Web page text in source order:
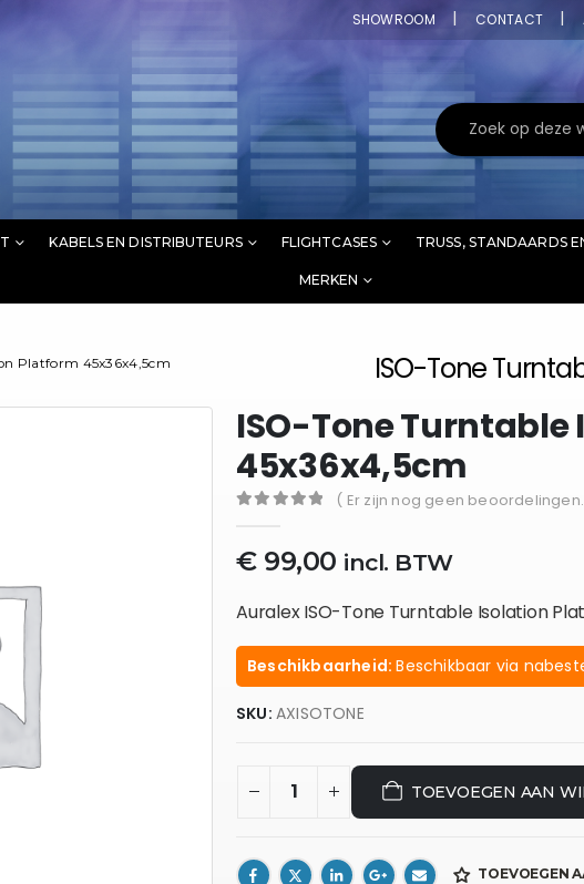
SHOWROOM CONTACT
KABELS EN DISTRIBUTEURS FLIGHTCASES TRUSS, STANDAARDS
MERKEN
ISO-Tone
Platform 45x36x4,5cm
ISO-Tone
45x36x4,5cm
( Er zijn nog geen
€99,00 incl. BTW
Auralex ISO-Tone Turntable Isolation
Beschikbaarheid:Beschikbaar via
SKU: AXISOTONE
TOEVOEGEN AAN
TOEVOEGEN